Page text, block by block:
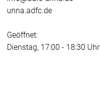
unna.adfc.de
Geöffnet:
Dienstag, 17:00 - 18:30 Uhr